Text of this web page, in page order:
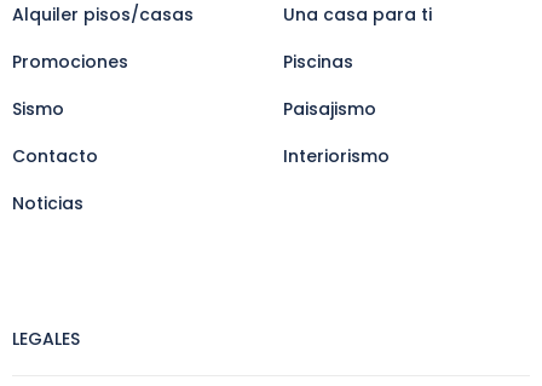
Alquiler pisos/casas
Promociones
Sismo
Contacto
Noticias
Una casa para ti
Piscinas
Paisajismo
Interiorismo
LEGALES